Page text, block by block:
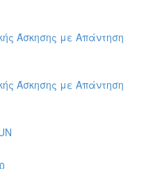
Άσκησης με Απάντηση
Άσκησης με Απάντηση